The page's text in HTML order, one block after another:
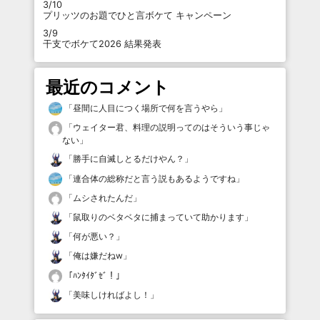
3/10
プリッツのお題でひと言ボケて キャンペーン
3/9
干支でボケて2026 結果発表
最近のコメント
「昼間に人目につく場所で何を言うやら 」
「ウェイター君、料理の説明ってのはそういう事じゃ
ない 」
「勝手に自滅しとるだけやん？ 」
「連合体の総称だと言う説もあるようですね 」
「 ムシされたんだ 」
「鼠取りのベタベタに捕まっていて助かります 」
「何が悪い？ 」
「俺は嫌だねw 」
「ﾊﾝﾀｲﾀﾞｾﾞ！ 」
「美味しければよし！ 」